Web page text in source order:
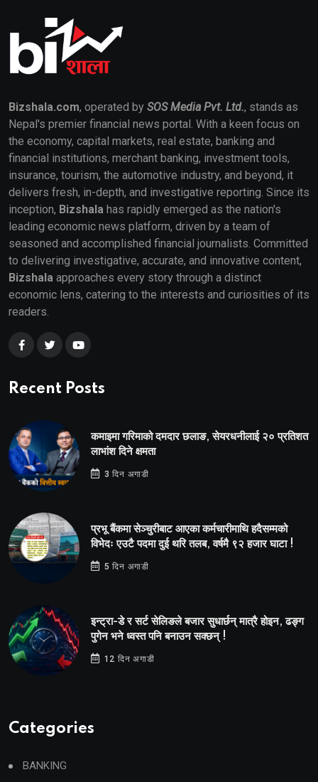
Bizshala.com, operated by SOS Media Pvt. Ltd., stands as
Nepal's premier financial news portal. With a keen focus on
the economy, capital markets, real estate, banking and
financial institutions, merchant banking, investment tools,
insurance, tourism, the automotive industry, and beyond, it
delivers fresh, in-depth, and investigative reporting. Since its
inception, Bizshala has rapidly emerged as the nation's
leading economic news platform, driven by a team of
seasoned and accomplished financial journalists. Committed
to delivering investigative, accurate, and innovative content,
Bizshala approaches every story through a distinct
economic lens, catering to the interests and curiosities of its
readers.
Recent Posts
कमाइमा गरिमाको दमदार छलाङ, सेयरधनीलाई २० प्रतिशत
लाभांश दिने क्षमता
3 दिन अगाडी
प्रभू बैंकमा सेञ्चुरीबाट आएका कर्मचारीमाथि हदैसम्मको
विभेदः एउटै पदमा दुई थरि तलब, वर्षमै ९२ हजार घाटा !
5 दिन अगाडी
इन्ट्रा-डे र सर्ट सेलिङले बजार सुधार्छन् मात्रै होइन, ढङ्ग
पुगेन भने ध्वस्त पनि बनाउन सक्छन् !
12 दिन अगाडी
Categories
BANKING